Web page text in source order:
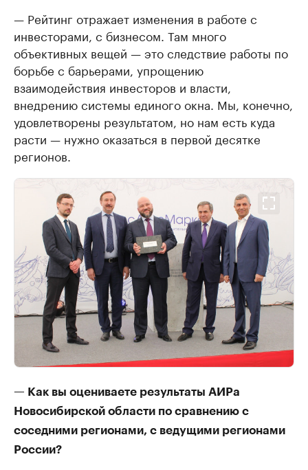
— Рейтинг отражает изменения в работе с
инвесторами, с бизнесом. Там много
объективных вещей — это следствие работы по
борьбе с барьерами, упрощению
взаимодействия инвесторов и власти,
внедрению системы единого окна. Мы, конечно,
удовлетворены результатом, но нам есть куда
расти — нужно оказаться в первой десятке
регионов.
— Как вы оцениваете результаты АИРа
Новосибирской области по сравнению с
соседними регионами, с ведущими регионами
России?